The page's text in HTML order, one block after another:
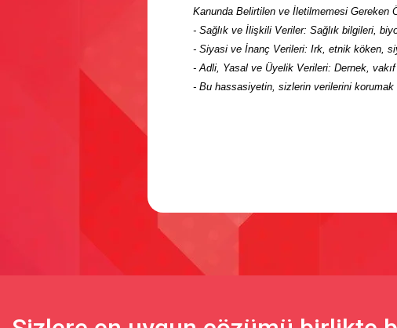
Kanunda Belirtilen ve İletilmemesi Gereken
- Sağlık ve İlişkili Veriler: Sağlık bilgileri,
- Siyasi ve İnanç Verileri: Irk, etnik köken,
- Adli, Yasal ve Üyelik Verileri: Dernek,
- Bu hassasiyetin, sizlerin verilerini korumak